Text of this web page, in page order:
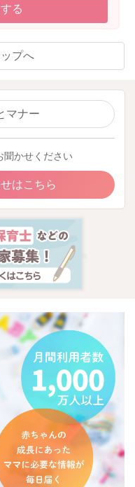
る
プへ
マナー
聞かせください
はこちら